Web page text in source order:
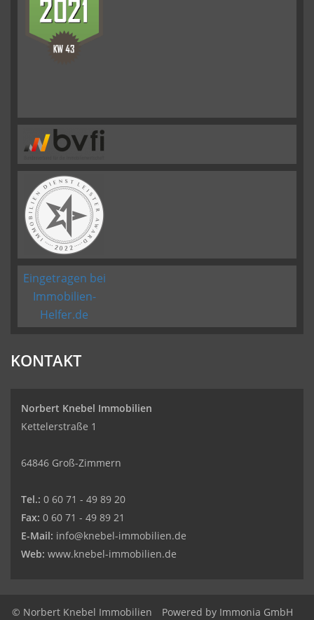
Eingetragen bei
Immobilien-
Helfer.de
KONTAKT
Norbert Knebel Immobilien
Kettelerstraße 1
64846 Groß-Zimmern
Tel.: 0 60 71 - 49 89 20
Fax: 0 60 71 - 49 89 21
E-Mail: info@knebel-immobilien.de
Web: www.knebel-immobilien.de
© Norbert Knebel Immobilien Powered by Immonia GmbH